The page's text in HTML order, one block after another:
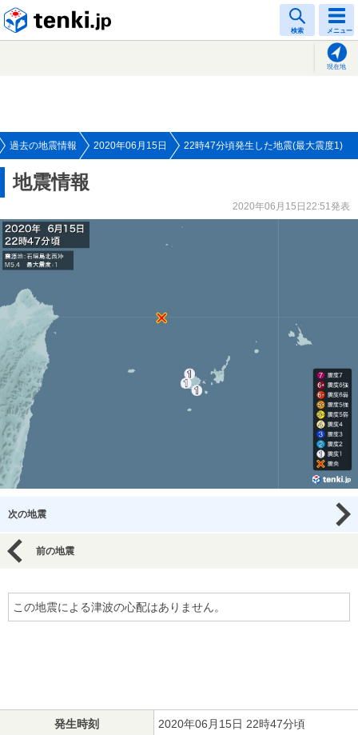
検索 メニュー
現在地
過去の地震情報 2020年06月15日 22時47分頃発生した地震(最大震度1)
地震情報
2020年06月15日22:51発表
次の地震
前の地震
この地震による津波の心配はありません。
発生時刻 2020年06月15日 22時47分頃